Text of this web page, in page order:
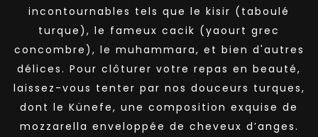
incontournables tels que le kisir (taboulé
turque), le fameux cacik (yaourt grec
concombre), le muhammara, et bien d'autres
délices. Pour clôturer votre repas en beauté,
laissez-vous tenter par nos douceurs turques,
dont le Künefe, une composition exquise de
mozzarella enveloppée de cheveux d’anges.